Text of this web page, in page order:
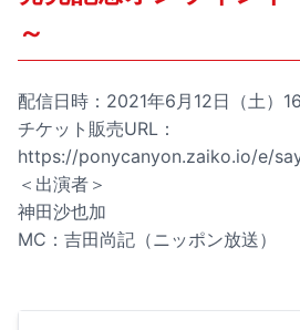
～
配信日時：2021年6月12日（土）
チケット販売URL：
https://ponycanyon.zaiko.io/e/
＜出演者＞
神田沙也加
MC：吉田尚記（ニッポン放送）